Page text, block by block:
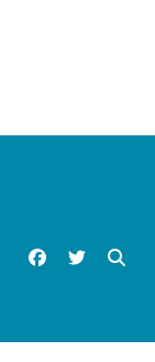
Facebook
Twitter